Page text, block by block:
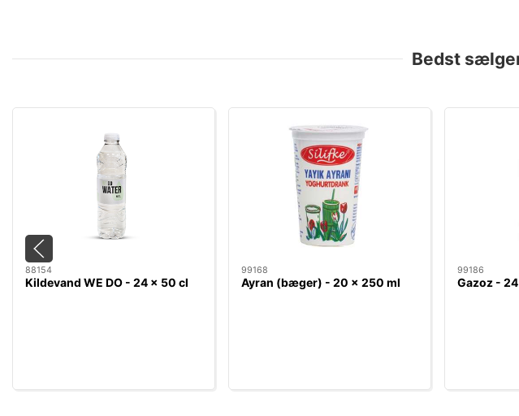
Bedst
88154
Kildevand WE DO - 24 x 50 cl
99168
Ayran (bæger) - 20 x 250 ml
99186
Gazoz -